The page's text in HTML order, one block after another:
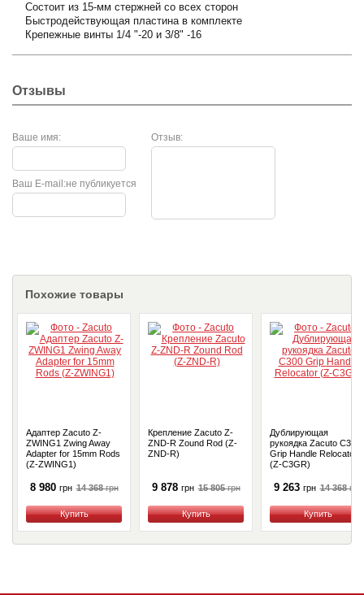
Состоит из 15-мм стержней со всех сторон
Быстродействующая пластина в комплекте
Крепежные винты 1/4 "-20 и 3/8" -16
Отзывы
Ваше имя: Отзыв:
не публикуется
Ваш E-mail:
Похожие товары
Адаптер Zacuto Z-
ZWING1 Zwing Away
Adapter for 15mm Rods
(Z-ZWING1)
8 980 грн 14 368грн
Купить
Крепление Zacuto Z-
ZND-R Zound Rod (Z-
ZND-R)
9 878 грн 15 805грн
Купить
Дублирующая
рукоядка Zacuto C300
Grip Handle Relocator
(Z-C3GR)
9 263 грн 14 368грн
Купить